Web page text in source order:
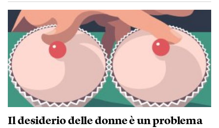
Il desiderio delle donne è un problema